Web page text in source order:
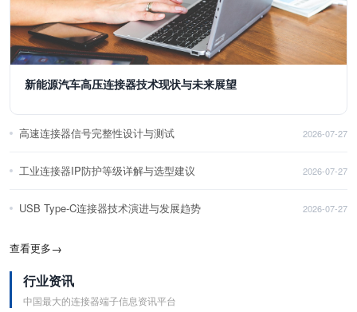
新能源汽车高压连接器技术现状与未来展望
高速连接器信号完整性设计与测试 2026-07-27
工业连接器IP防护等级详解与选型建议 2026-07-27
USB Type-C连接器技术演进与发展趋势 2026-07-27
查看更多→
行业资讯
中国最大的连接器端子信息资讯平台